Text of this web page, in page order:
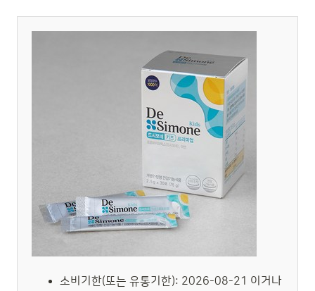
소비기한(또는 유통기한): 2026-08-21 이거나